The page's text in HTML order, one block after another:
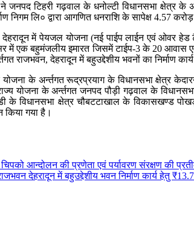
जनपद टिहरी गढ़वाल के धनोल्टी विधानसभा क्षेत्र के
निगम लि० द्वारा आगणित धनराशि के सापेक्ष 4.57
देहरादून में पेयजल योजना (नई पाईप लाईन एवं ओवर
एक बहुमंजलीय इमारत जिसमें टाईप-3 के 20 आवास
राजभवन, देहरादून में बहुउद्देशीय भवनों का निर्माण
योजना के अर्न्तगत रूद्रप्रयाग के विधानसभा क्षेत्र
योजना के अर्न्तगत जनपद पौड़ी गढ़वाल के
के विधानसभा क्षेत्र चौबटटाखाल के विकासखण्ड
गया है।
चिपको आन्दोलन की प्रणेता एवं पर्यावरण संरक्षण की
देहरादून में बहुउद्देशीय भवन निर्माण कार्य हेतु